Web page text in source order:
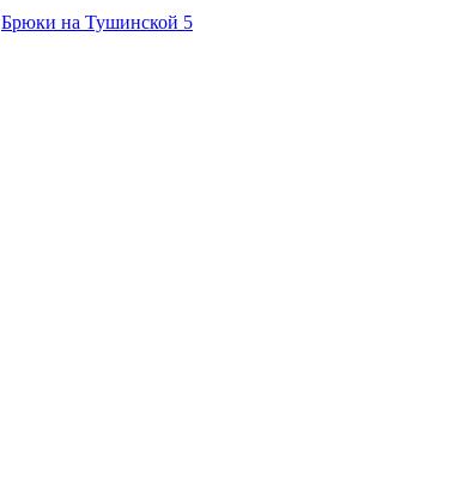
Брюки на Тушинской 5